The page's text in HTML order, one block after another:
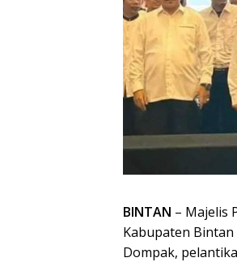
BINTAN – Majelis
Kabupaten
Dompak,